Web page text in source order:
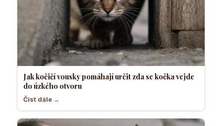
Jak kočičí vousky pomáhají určit zda se kočka vejde
do úzkého otvoru
Číst dále →